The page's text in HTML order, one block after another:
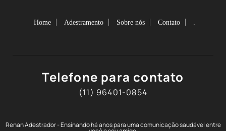
Home Adestramento Sobre nós Contato
Telefone para contato
(11) 96401-0854
Renan Adestrador - Ensinando há anos para uma comunicação saudável entre